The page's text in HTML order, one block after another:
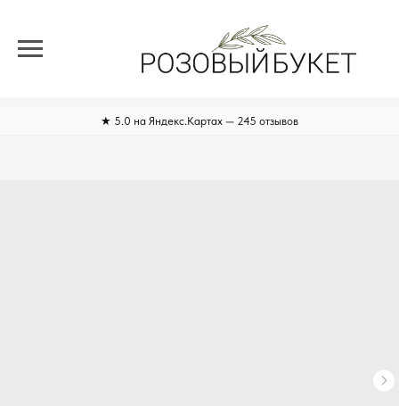
★ 5.0 на Яндекс.Картах — 245 отзывов